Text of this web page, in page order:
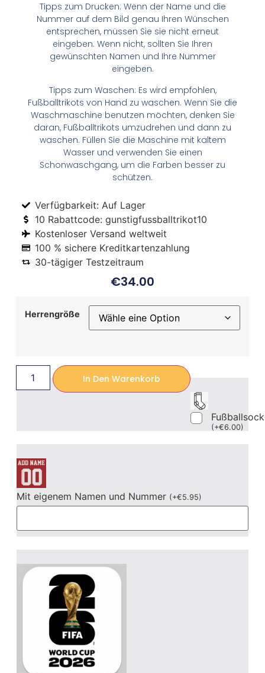
Tipps zum Drucken: Wenn der Name und die
Nummer auf dem Bild genau Ihren Wünschen
entsprechen, müssen Sie sie nicht erneut
eingeben. Wenn nicht, sollten Sie Ihren
gewünschten Namen und Ihre Nummer
eingeben.
Tipps zum Waschen: Es wird empfohlen,
Fußballtrikots von Hand zu waschen. Wenn Sie die
Waschmaschine benutzen möchten, denken Sie
daran, Fußballtrikots umzudrehen und dann zu
waschen. Füllen Sie die Maschine mit kaltem
Wasser und verwenden Sie einen
Schonwaschgang, um die Farben besser zu
schützen.
Verfügbarkeit: Auf Lager
10 Rabattcode: gunstigfussballtrikot10
Kostenloser Versand weltweit
100 % sichere Kreditkartenzahlung
30-tägiger Testzeitraum
€34.00
Herrengröße
In Den Warenkorb
(+€6.00)
Mit eigenem Namen und Nummer (+€5.95)